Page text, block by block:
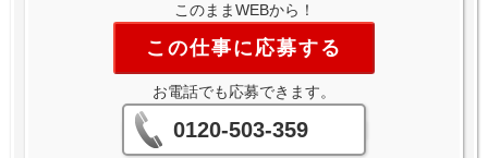
このままWEBから！
この仕事に応募する
お電話でも応募できます。
0120-503-359